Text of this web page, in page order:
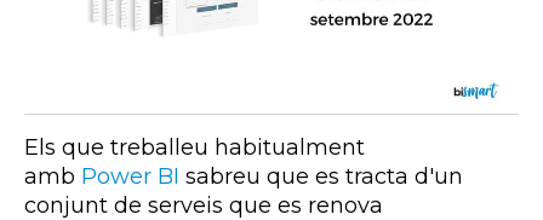
Els que treballeu habitualment
amb Power BI sabreu que es tracta d'un
conjunt de serveis que es renova